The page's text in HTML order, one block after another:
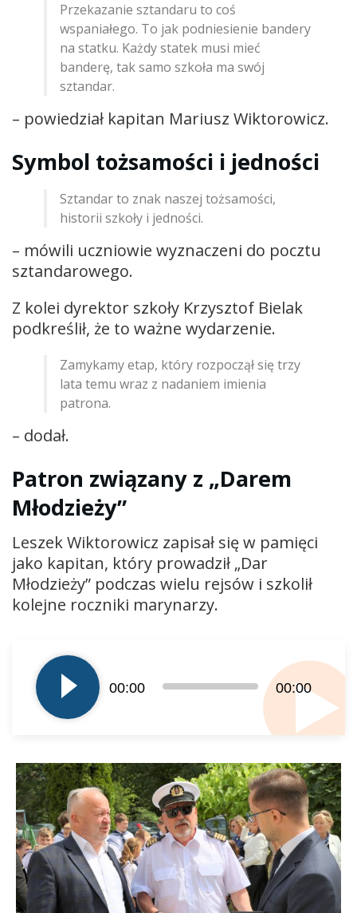
Przekazanie sztandaru to coś
wspaniałego. To jak podniesienie bandery
na statku. Każdy statek musi mieć
banderę, tak samo szkoła ma swój
sztandar.
– powiedział kapitan Mariusz Wiktorowicz.
Symbol tożsamości i jedności
Sztandar to znak naszej tożsamości,
historii szkoły i jedności.
– mówili uczniowie wyznaczeni do pocztu
sztandarowego.
Z kolei dyrektor szkoły Krzysztof Bielak
podkreślił, że to ważne wydarzenie.
Zamykamy etap, który rozpoczął się trzy
lata temu wraz z nadaniem imienia
patrona.
– dodał.
Patron związany z „Darem
Młodzieży”
Leszek Wiktorowicz zapisał się w pamięci
jako kapitan, który prowadził „Dar
Młodzieży” podczas wielu rejsów i szkolił
kolejne roczniki marynarzy.
plików
dźwiękowych
00:00 00:00